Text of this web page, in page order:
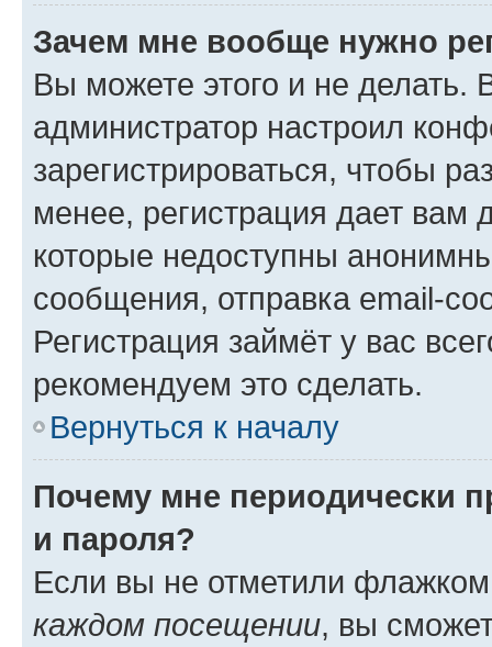
Зачем мне вообще нужно
Вы можете этого и не делать.
администратор настроил
зарегистрироваться, чтобы
менее, регистрация дает вам
которые недоступны
сообщения, отправка email-
Регистрация займёт у вас
рекомендуем это сделать.
Вернуться к началу
Почему мне периодически
и пароля?
Если вы не отметили
каждом посещении, вы